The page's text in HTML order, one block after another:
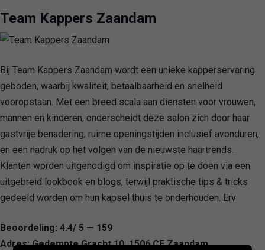
Team Kappers Zaandam
Bij Team Kappers Zaandam wordt een unieke kapperservaring
geboden, waarbij kwaliteit, betaalbaarheid en snelheid
vooropstaan. Met een breed scala aan diensten voor vrouwen,
mannen en kinderen, onderscheidt deze salon zich door haar
gastvrije benadering, ruime openingstijden inclusief avonduren,
en een nadruk op het volgen van de nieuwste haartrends.
Klanten worden uitgenodigd om inspiratie op te doen via een
uitgebreid lookbook en blogs, terwijl praktische tips & tricks
gedeeld worden om hun kapsel thuis te onderhouden. Erv
Beoordeling: 4.4/ 5 — 159
Adres: Gedempte Gracht 10, 1506 CE Zaandam,